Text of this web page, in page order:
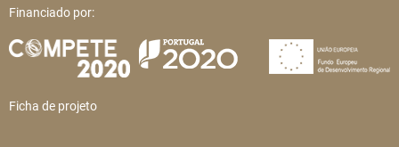
Financiado por:
Ficha de projeto